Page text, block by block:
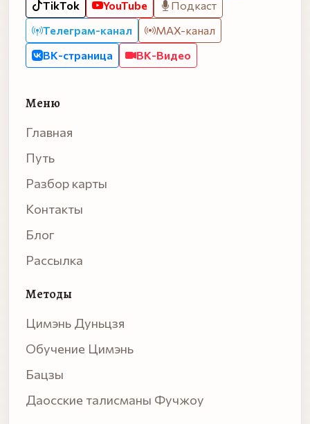
TikTok
YouTube
Подкаст
Телеграм-канал
MAX-канал
ВК-страница
ВК-Видео
Меню
Главная
Путь
Разбор карты
Контакты
Блог
Рассылка
Методы
Цимэнь Дуньцзя
Обучение Цимэнь
Бацзы
Даосские талисманы Фучжоу